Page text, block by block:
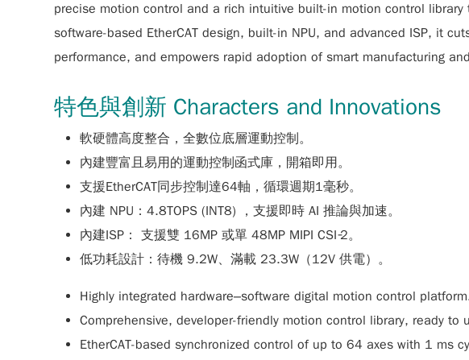
precise motion control and a rich intuitive built-in motion control
software-based EtherCAT design, built-in NPU, and advanced ISP, it
performance, and empowers rapid adoption of smart manufacturing
特色與創新 Characters and Innovations
軟硬體高度整合，全數位底層運動控制。
內建豐富且易用的運動控制函式庫，開箱即用。
支援EtherCAT同步控制達64軸，循環週期1毫秒。
內建 NPU：4.8TOPS (INT8) ，支援即時 AI 推論與加速。
內建ISP： 支援雙 16MP 或單 48MP MIPI CSI‑2。
低功耗設計：待機 9.2W、滿載 23.3W（12V 供電）。
Highly integrated hardware–software digital motion control
Comprehensive, developer-friendly motion control library, ready to
EtherCAT-based synchronized control of up to 64 axes with 1 ms